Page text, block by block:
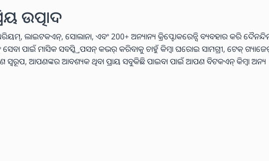
ଉତ୍ପାଦ
ଲାଇଟକଏନ୍, ସୋଲାନା, ଏବଂ 200+ ଅନ୍ୟାନ୍ୟ କ୍ରିପ୍ଟୋକରେନ୍ସି ବ୍ୟବହାର କରି
ପାଇଁ ମାସିକ ସବସ୍କ୍ରିପସନ୍ କଭର୍ କରିବାକୁ ଚାହୁଁ କିମ୍ବା ଘରୋଇ ସାମଗ୍ରୀ, ଟେକ୍
ଆପଣଙ୍କର ଆବଶ୍ୟକ ଥିବା ପ୍ରାୟ ସବୁକିଛି ପାଇବା ପାଇଁ ଆପଣ ବିଟକଏନ୍ କିମ୍ବା ଅନ୍ୟ